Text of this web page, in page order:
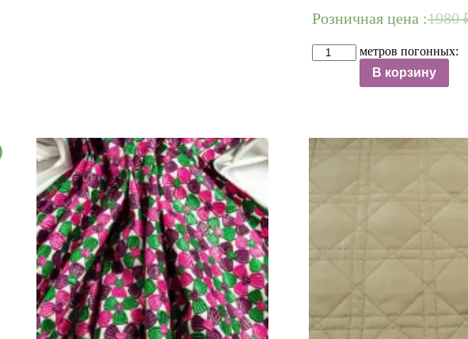
Розничная цена :1980
метров погонных:
Количество
Плащевка
В корзину